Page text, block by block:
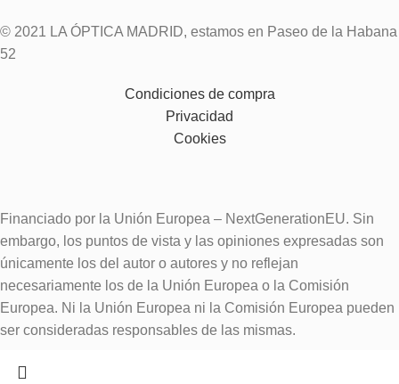
© 2021 LA ÓPTICA MADRID, estamos en Paseo de la Habana
52
Condiciones de compra
Privacidad
Cookies
Financiado por la Unión Europea – NextGenerationEU. Sin
embargo, los puntos de vista y las opiniones expresadas son
únicamente los del autor o autores y no reflejan
necesariamente los de la Unión Europea o la Comisión
Europea. Ni la Unión Europea ni la Comisión Europea pueden
ser consideradas responsables de las mismas.